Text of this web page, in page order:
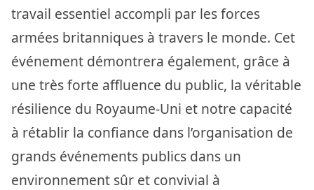
travail essentiel accompli par les forces
armées britanniques à travers le monde. Cet
événement démontrera également, grâce à
une très forte affluence du public, la véritable
résilience du Royaume-Uni et notre capacité
à rétablir la confiance dans l’organisation de
grands événements publics dans un
environnement sûr et convivial à